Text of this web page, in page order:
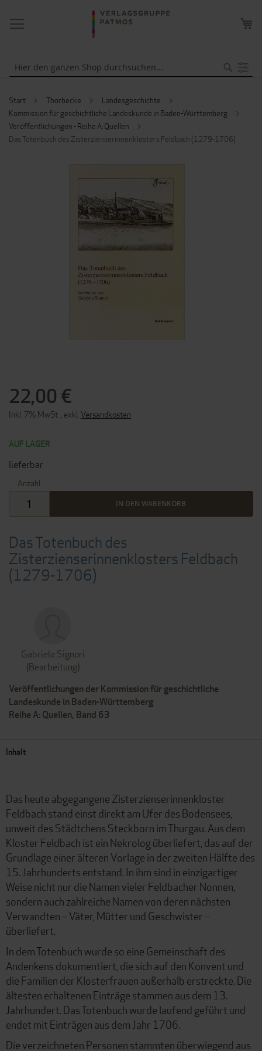
NAVIGATION
UMSCHALTEN
Start Thorbecke
Landesgeschichte
Kommission für geschichtliche Landeskunde in Baden-Württemberg
Veröffentlichungen - Reihe A: Quellen
Das Totenbuch des Zisterzienserinnenklosters Feldbach (1279-1706)
Das Totenbuch des
Zisterzienserinnenklosters Feldbach
(1279-1706)
Gabriela Signori
(Bearbeitung)
Veröffentlichungen der Kommission für geschichtliche
Landeskunde in Baden-Württemberg
Reihe A: Quellen, Band 63
22,00 €
Inkl. 7% MwSt. exkl. Versandkosten
AUF LAGER
lieferbar
Anzahl
IN DEN WARENKORB
BILDERGALERIE
SPRINGEN
Inhalt
Das heute abgegangene Zisterzienserinnenkloster
Feldbach stand einst direkt am Ufer des Bodensees,
unweit des Städtchens Steckborn im Thurgau. Aus dem
Kloster Feldbach ist ein Nekrolog überliefert, das auf der
Grundlage einer älteren Vorlage in der zweiten Hälfte des
15. Jahrhunderts entstand. In ihm sind in einzigartiger
Weise nicht nur die Namen vieler Feldbacher Nonnen,
sondern auch zahlreiche Namen von deren nächsten
Verwandten – Väter, Mütter und Geschwister –
überliefert.
In dem Totenbuch wurde so eine Gemeinschaft des
Andenkens dokumentiert, die sich auf den Konvent und
die Familien der Klosterfrauen außerhalb erstreckte. Die
ältesten erhaltenen Einträge stammen aus dem 13.
Jahrhundert. Das Totenbuch wurde laufend geführt und
endet mit Einträgen aus dem Jahr 1706.
Die verzeichneten Personen stammten überwiegend aus